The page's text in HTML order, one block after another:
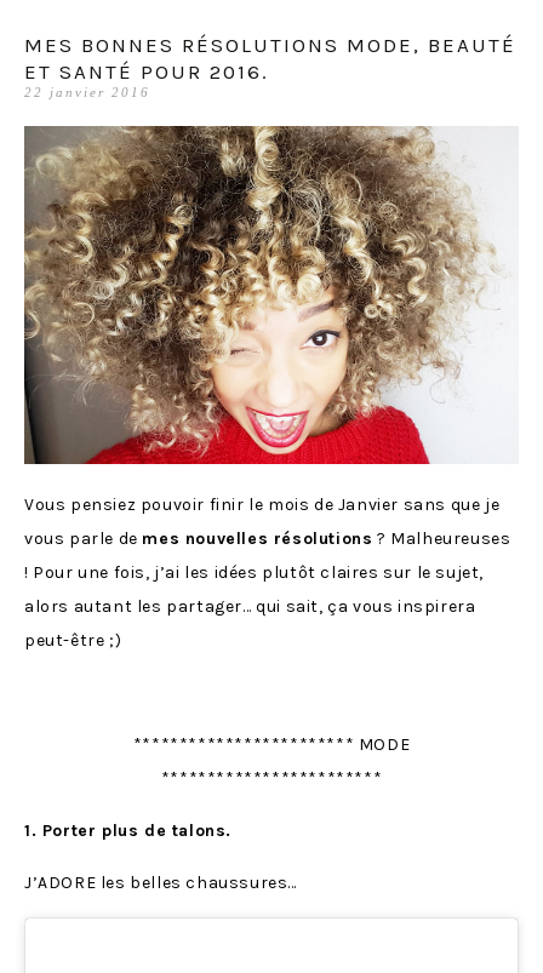
MES BONNES RÉSOLUTIONS MODE, BEAUTÉ
ET SANTÉ POUR 2016.
22 janvier 2016
Vous pensiez pouvoir finir le mois de Janvier sans que je
vous parle de mes nouvelles résolutions ? Malheureuses
! Pour une fois, j’ai les idées plutôt claires sur le sujet,
alors autant les partager… qui sait, ça vous inspirera
peut-être ;)
************************ MODE
************************
1. Porter plus de talons.
J’ADORE les belles chaussures…